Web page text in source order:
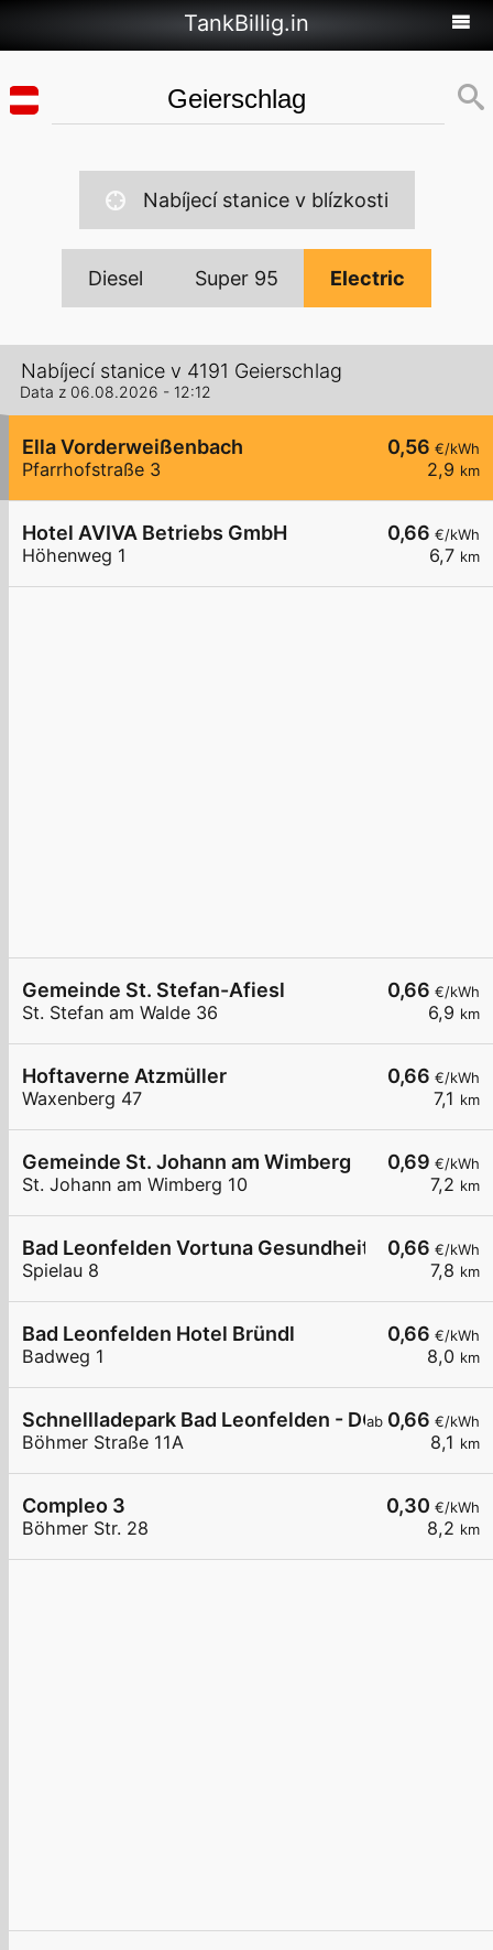
TankBillig.in
Nabíjecí stanice v blízkosti
Diesel Super 95 Electric
Nabíjecí stanice v 4191 Geierschlag
Data z 06.08.2026 - 12:12
0,56 €/kWh
2,9 km
Ella Vorderweißenbach
Pfarrhofstraße 3
0,66 €/kWh
6,7 km
Hotel AVIVA Betriebs GmbH
Höhenweg 1
0,66 €/kWh
6,9 km
Gemeinde St. Stefan-Afiesl
St. Stefan am Walde 36
0,66 €/kWh
7,1 km
Hoftaverne Atzmüller
Waxenberg 47
0,69 €/kWh
7,2 km
Gemeinde St. Johann am Wimberg
St. Johann am Wimberg 10
0,66 €/kWh
7,8 km
Bad Leonfelden Vortuna Gesundheitsresort
Spielau 8
0,66 €/kWh
8,0 km
Bad Leonfelden Hotel Bründl
Badweg 1
ab 0,66 €/kWh
8,1 km
Schnellladepark Bad Leonfelden - DC
Böhmer Straße 11A
0,30 €/kWh
8,2 km
Compleo 3
Böhmer Str. 28